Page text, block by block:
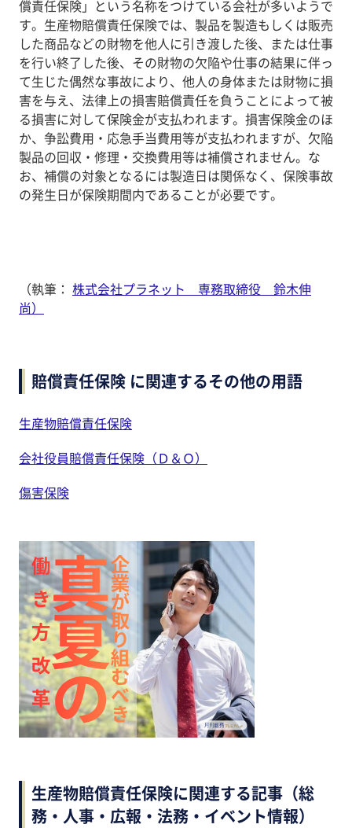
償責任保険」という名称をつけている会社が多いようで
す。生産物賠償責任保険では、製品を製造もしくは販売
した商品などの財物を他人に引き渡した後、または仕事
を行い終了した後、その財物の欠陥や仕事の結果に伴っ
て生じた偶然な事故により、他人の身体または財物に損
害を与え、法律上の損害賠償責任を負うことによって被
る損害に対して保険金が支払われます。損害保険金のほ
か、争訟費用・応急手当費用等が支払われますが、欠陥
製品の回収・修理・交換費用等は補償されません。な
お、補償の対象となるには製造日は関係なく、保険事故
の発生日が保険期間内であることが必要です。
（執筆： 株式会社プラネット 専務取締役 鈴木伸
尚）
賠償責任保険 に関連するその他の用語
生産物賠償責任保険
会社役員賠償責任保険（Ｄ＆Ｏ）
傷害保険
生産物賠償責任保険に関連する記事（総
務・人事・広報・法務・イベント情報）